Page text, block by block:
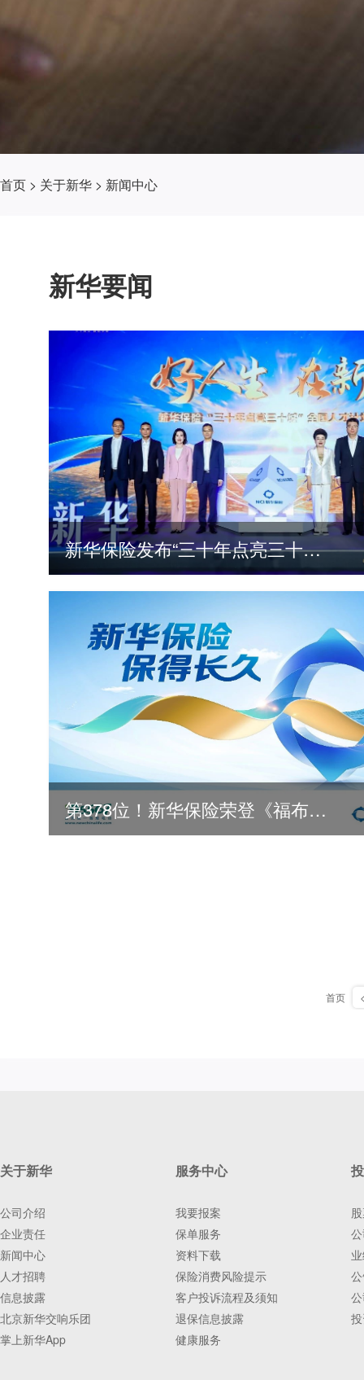
首页 > 关于新华 > 新闻中心
新华要闻
新华保险发布“三十年点亮三十城”全国人才计划
第378位！新华保险荣登《福布斯》全球500强
首页
关于新华
公司介绍
企业责任
新闻中心
人才招聘
信息披露
北京新华交响乐团
掌上新华App
服务中心
我要报案
保单服务
资料下载
保险消费风险提示
客户投诉流程及须知
退保信息披露
健康服务